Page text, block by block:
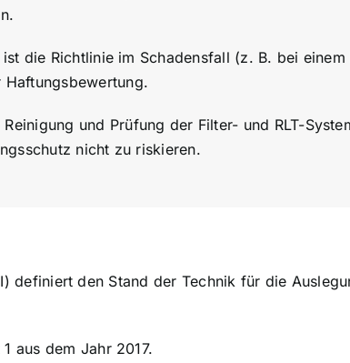
die Richtlinie im Schadensfall (z. B. bei
und Prüfung der Filter- und RLT-
nicht zu riskieren.
definiert den Stand der Technik für die
aus dem Jahr 2017.